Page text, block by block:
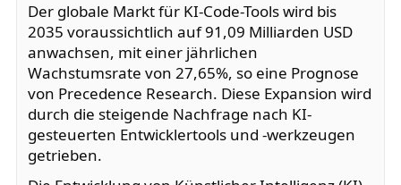
Der globale Markt für KI-Code-Tools wird bis
2035 voraussichtlich auf 91,09 Milliarden USD
anwachsen, mit einer jährlichen
Wachstumsrate von 27,65%, so eine Prognose
von Precedence Research. Diese Expansion wird
durch die steigende Nachfrage nach KI-
gesteuerten Entwicklertools und -werkzeugen
getrieben.